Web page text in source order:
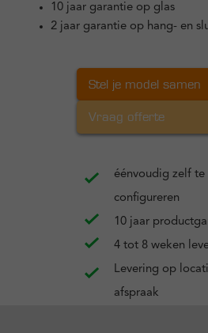
10 jaar garantie op glas
2 jaar garantie op hang- en
Stel je model samen
Vraag offerte
éénvoudig zelf te
configureren
10 jaar
4 tot 8 weken
Levering op
afspraak